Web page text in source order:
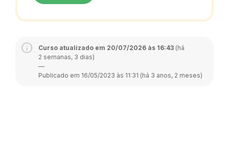
Curso atualizado em 20/07/2026 às 16:43 (há
2 semanas, 3 dias)
—
Publicado em 16/05/2023 às 11:31 (há 3 anos, 2 meses)